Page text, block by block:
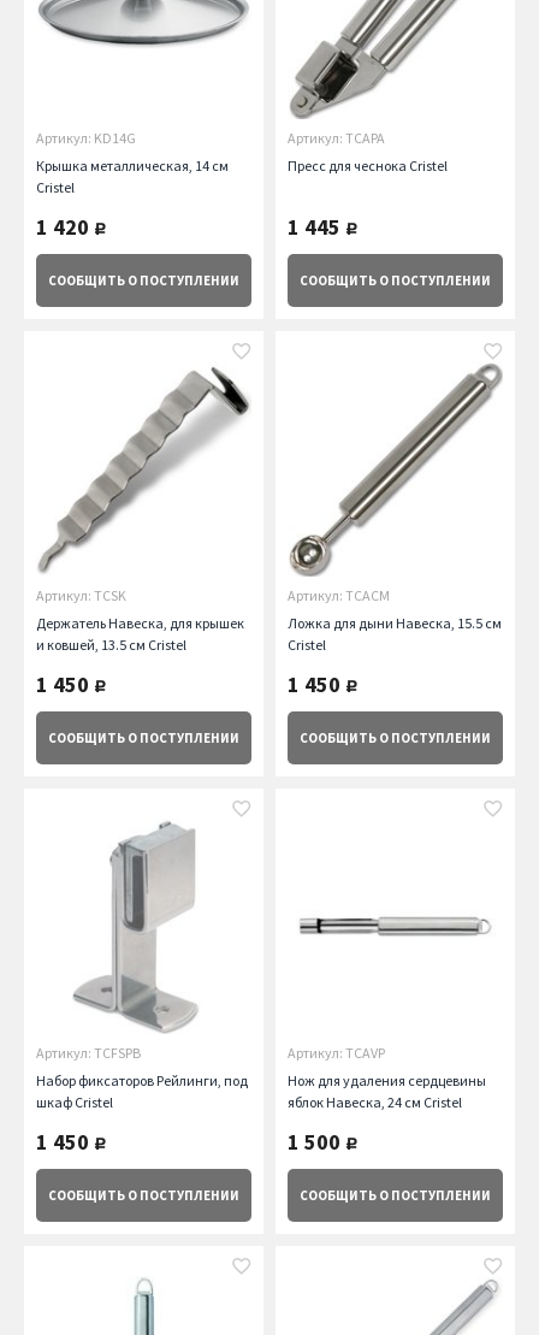
Артикул: KD14G
Крышка металлическая, 14 см
Cristel
1 420 руб.
СООБЩИТЬ О ПОСТУПЛЕНИИ
Артикул: TCAPA
Пресс для чеснока Cristel
1 445 руб.
СООБЩИТЬ О ПОСТУПЛЕНИИ
Артикул: TCSK
Держатель Навеска, для крышек
и ковшей, 13.5 см Cristel
1 450 руб.
СООБЩИТЬ О ПОСТУПЛЕНИИ
Артикул: TCACM
Ложка для дыни Навеска, 15.5 см
Cristel
1 450 руб.
СООБЩИТЬ О ПОСТУПЛЕНИИ
Артикул: TCFSPB
Набор фиксаторов Рейлинги, под
шкаф Cristel
1 450 руб.
СООБЩИТЬ О ПОСТУПЛЕНИИ
Артикул: TCAVP
Нож для удаления сердцевины
яблок Навеска, 24 см Cristel
1 500 руб.
СООБЩИТЬ О ПОСТУПЛЕНИИ